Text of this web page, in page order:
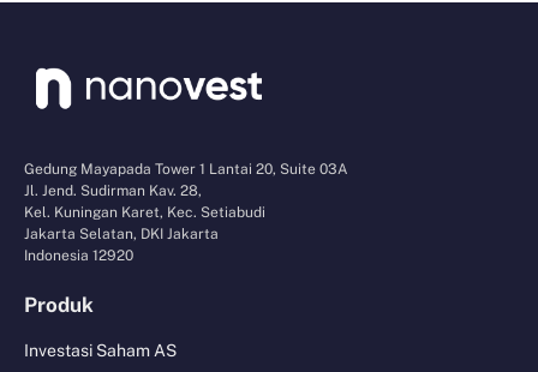
Gedung Mayapada Tower 1 Lantai 20, Suite 03A
Jl. Jend. Sudirman Kav. 28,
Kel. Kuningan Karet, Kec. Setiabudi
Jakarta Selatan, DKI Jakarta
Indonesia 12920
Produk
Investasi Saham AS